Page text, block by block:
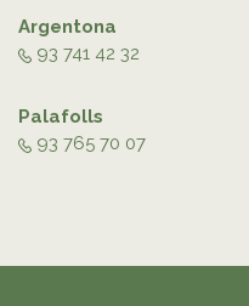
Argentona
93 741 42 32
Palafolls
93 765 70 07